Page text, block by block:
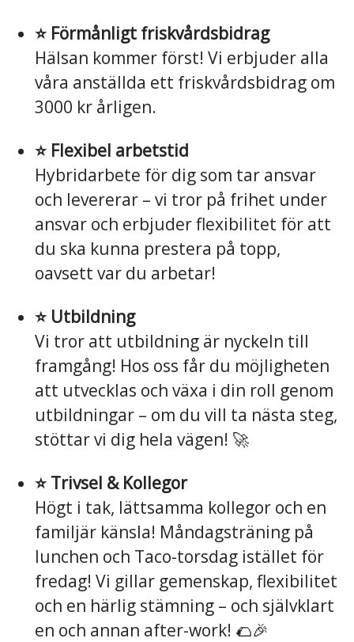
⭐️ Förmånligt friskvårdsbidrag
Hälsan kommer först! Vi erbjuder alla
våra anställda ett friskvårdsbidrag om
3000 kr årligen.
⭐️ Flexibel arbetstid
Hybridarbete för dig som tar ansvar
och levererar – vi tror på frihet under
ansvar och erbjuder flexibilitet för att
du ska kunna prestera på topp,
oavsett var du arbetar!
⭐️ Utbildning
Vi tror att utbildning är nyckeln till
framgång! Hos oss får du möjligheten
att utvecklas och växa i din roll genom
utbildningar – om du vill ta nästa steg,
stöttar vi dig hela vägen! 🚀
⭐️ Trivsel & Kollegor
Högt i tak, lättsamma kollegor och en
familjär känsla! Måndagsträning på
lunchen och Taco-torsdag istället för
fredag! Vi gillar gemenskap, flexibilitet
och en härlig stämning – och självklart
en och annan after-work! 🌮🎉